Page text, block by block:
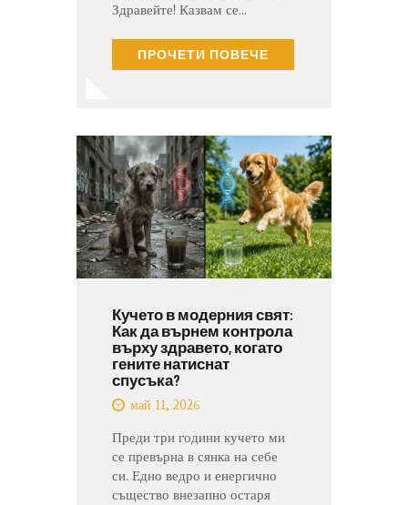
Здравейте! Казвам се…
ПРОЧЕТИ ПОВЕЧЕ
Кучето в модерния свят:
Как да върнем контрола
върху здравето, когато
гените натиснат
спусъка?
май 11, 2026
Преди три години кучето ми
се превърна в сянка на себе
си. Едно ведро и енергично
същество внезапно остаря